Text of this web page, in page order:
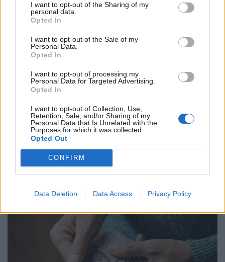
I want to opt-out of the Sharing of my
personal data.
Opted In
I want to opt-out of the Sale of my
Personal Data.
Opted In
I want to opt-out of processing my
Personal Data for Targeted Advertising.
Opted In
I want to opt-out of Collection, Use,
Retention, Sale, and/or Sharing of my
Personal Data that Is Unrelated with the
Purposes for which it was collected.
Opted Out
CONFIRM
Data Deletion Data Access Privacy Policy
900 ezres a fizetés átlagosan ennél a hazai
vállalatnál: sok álláshoz még tapasztalat sem
Heti összefoglaló a Pénzcentrum legolvasottabb
cikkeiből: ezek a témák mozgatták meg leginkább az